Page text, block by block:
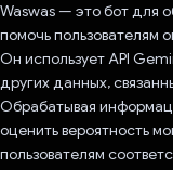
Waswas — это бот для
помочь пользователям
Он использует API
других данных,
Обрабатывая
оценить вероятность
пользователям